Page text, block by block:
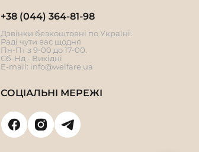
+38 (044) 364-81-98
Дзвінки безкоштовні по Україні.
Раді чути вас щодня
Пн-Пт з 9-00 до 17-00.
Сб-Нд - Вихідні
E-mail: info@welfare.ua
СОЦІАЛЬНІ МЕРЕЖІ